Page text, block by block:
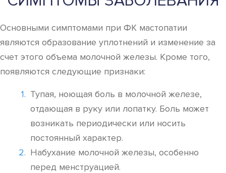
Основными симптомами при ФК мастопатии
являются образование уплотнений и изменение за
счет этого объема молочной железы. Кроме того,
появляются следующие признаки:
Тупая, ноющая боль в молочной железе,
отдающая в руку или лопатку. Боль может
возникать периодически или носить
постоянный характер.
Набухание молочной железы, особенно
перед менструацией.